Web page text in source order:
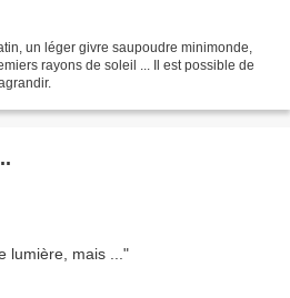
un léger givre saupoudre minimonde,
rayons de soleil ... Il est possible de